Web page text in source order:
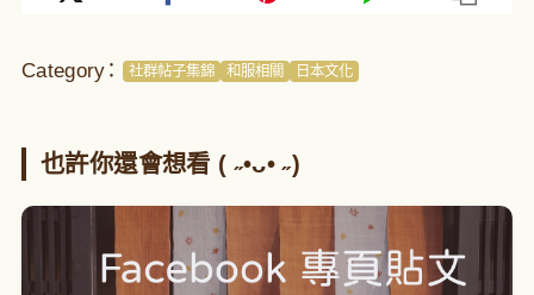
Category： 社群帖子集錦 和服相關 日本文化
也許你還會想看 ( ˶•ᴗ• ˶)